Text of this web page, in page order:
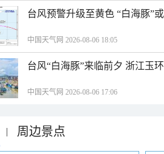
台风预警升级至黄色 “白海豚”
中国天气网 2026-08-06 18:05
台风“白海豚”来临前夕 浙江玉
中国天气网 2026-08-06 17:06
| 周边景点